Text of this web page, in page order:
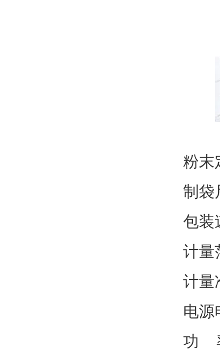
粉末
制袋
包装
计量
计量
电源
功